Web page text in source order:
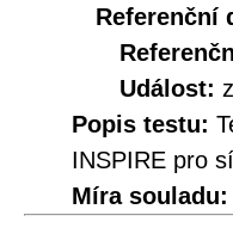
Referenční
Událost:
Popis testu:
INSPIRE pro
Míra souladu: